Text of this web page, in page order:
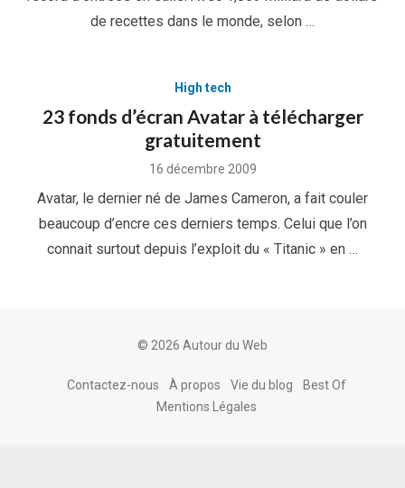
de recettes dans le monde, selon …
High tech
23 fonds d’écran Avatar à télécharger
gratuitement
Posted
16 décembre 2009
Avatar, le dernier né de James Cameron, a fait couler
beaucoup d’encre ces derniers temps. Celui que l’on
connait surtout depuis l’exploit du « Titanic » en …
© 2026 Autour du Web
Contactez-nous À propos Vie du blog
Best Of
Mentions Légales